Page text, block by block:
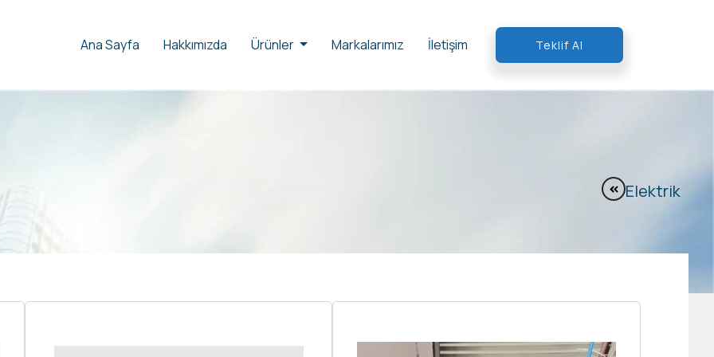
Ana Sayfa Hakkımızda Ürünler Markalarımız İletişim Teklif Al
Elektrik